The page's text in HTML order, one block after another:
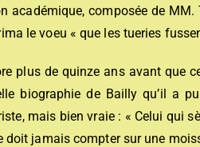
académique, composée de
le voeu « que les tueries
plus de quinze ans avant que
biographie de Bailly qu’il a
mais bien vraie : « Celui qui
doit jamais compter sur une